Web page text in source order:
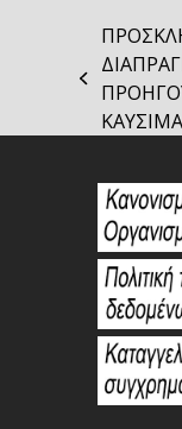
previous
post:
ΚΑΥΣΙΜΑ